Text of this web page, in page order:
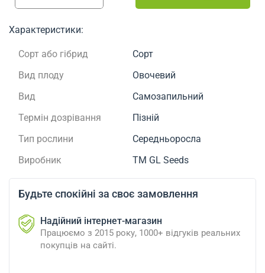
Характеристики:
Сорт або гібрид
Сорт
Вид плоду
Овочевий
Вид
Самозапильний
Термін дозрівання
Пізній
Тип рослини
Середньоросла
Виробник
ТМ GL Seeds
Будьте спокійні за своє замовлення
Надійний інтернет-магазин
Працюємо з 2015 року, 1000+ відгуків реальних
покупців на сайті.